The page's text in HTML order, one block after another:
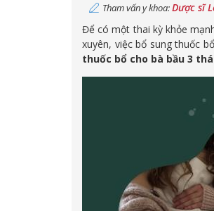
Tham vấn y khoa:Dược sĩ
Để có một thai kỳ khỏe
xuyên, việc bổ sung thuốc
thuốc bổ cho bà bầu 3